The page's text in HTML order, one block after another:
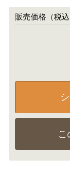
販売価格（税込
こ